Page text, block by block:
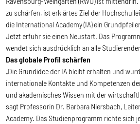
zu schärfen, ist erklärtes Ziel der
die International Academy (IA) ein
Jetzt erfuhr sie einen Neustart. Das
wendet sich ausdrücklich an alle
Das globale Profil schärfen
„Die Grundidee der IA bleibt erhalten und
internationale Kontakte und Kompetenzen
und akademisches Wissen mit der
sagt Professorin Dr. Barbara Niersbach,
Academy. Das Studienprogramm richte sich